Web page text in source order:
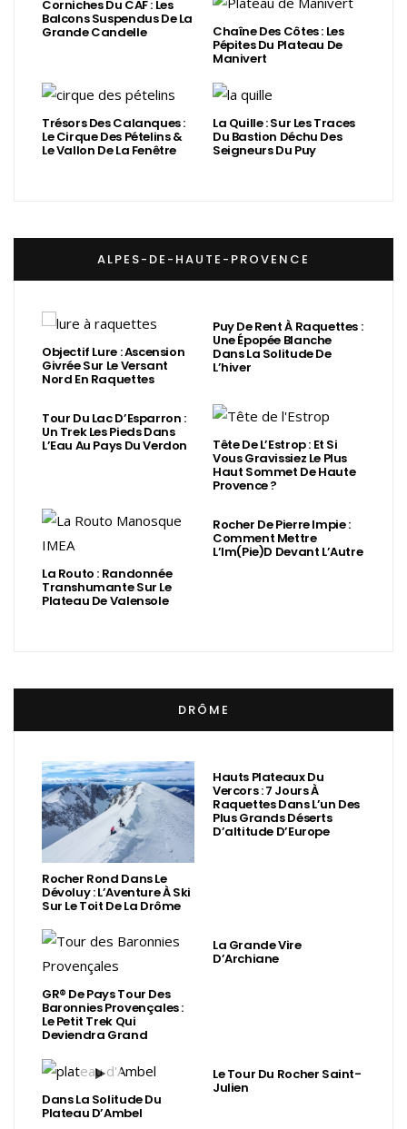
Corniches Du CAF : Les
Balcons Suspendus De La
Grande Candelle Chaîne Des Côtes : Les
Pépites Du Plateau De
Manivert
Trésors Des Calanques :
Le Cirque Des Pételins &
Le Vallon De La Fenêtre
La Quille : Sur Les Traces
Du Bastion Déchu Des
Seigneurs Du Puy
ALPES-DE-HAUTE-PROVENCE
Objectif Lure : Ascension
Givrée Sur Le Versant
Nord En Raquettes
Puy De Rent À Raquettes :
Une Épopée Blanche
Dans La Solitude De
L’hiver
Tour Du Lac D’Esparron :
Un Trek Les Pieds Dans
L’Eau Au Pays Du Verdon Tête De L’Estrop : Et Si
Vous Gravissiez Le Plus
Haut Sommet De Haute
Provence ?
La Routo : Randonnée
Transhumante Sur Le
Plateau De Valensole
Rocher De Pierre Impie :
Comment Mettre
L’Im(Pie)d Devant L’Autre
DRÔME
Rocher Rond Dans Le
Dévoluy : L’Aventure À Ski
Sur Le Toit De La Drôme
Hauts Plateaux Du
Vercors : 7 Jours À
Raquettes Dans L’un Des
Plus Grands Déserts
D’altitude D’Europe
GR® De Pays Tour Des
Baronnies Provençales :
Le Petit Trek Qui
Deviendra Grand
La Grande Vire
D’Archiane
Dans La Solitude Du
Plateau D’Ambel
Le Tour Du Rocher Saint-
Julien